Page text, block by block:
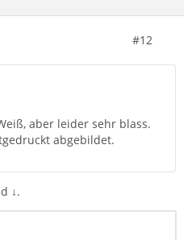
#12
aber leider sehr blass.
abgebildet.
↓.